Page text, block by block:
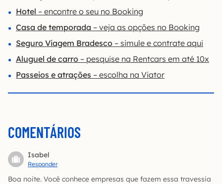
Hotel – encontre o seu no Booking
Casa de temporada – veja as opções no Booking
Seguro Viagem Bradesco – simule e contrate aqui
Aluguel de carro – pesquise na Rentcars em até 10x
Passeios e atrações – escolha na Viator
COMENTÁRIOS
Isabel
Responder
Boa noite. Você conhece empresas que fazem essa travessia